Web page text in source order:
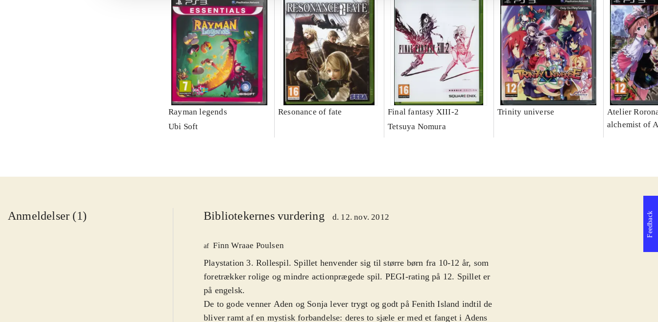
Rayman legends
Ubi Soft
Resonance of fate
Final fantasy XIII-2
Tetsuya Nomura
Trinity universe
Atelier
alchemist of
Anmeldelser (1) Bibliotekernes vurdering d. 12. nov. 2012
af Finn Wraae Poulsen
Playstation 3. Rollespil. Spillet henvender sig til større børn fra 10-12 år, som
foretrækker rolige og mindre actionprægede spil. PEGI-rating på 12. Spillet er
på engelsk.
De to gode venner Aden og Sonja lever trygt og godt på Fenith Island indtil de
bliver ramt af en mystisk forbandelse: deres to sjæle er med et fanget i Adens
Feedback